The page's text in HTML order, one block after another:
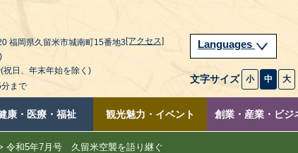
福岡県久留米市城南町15番地3[アクセス]
祝日、年末年始を除く)
まで
Languages
文字サイズ 小 中 大
康・医療・福祉 観光魅力・イベント 創業・産業・ビジ
令和5年7月号 久留米空襲を語り継ぐ